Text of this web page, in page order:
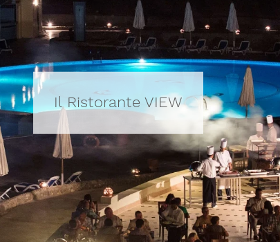
Il Ristorante VIEW